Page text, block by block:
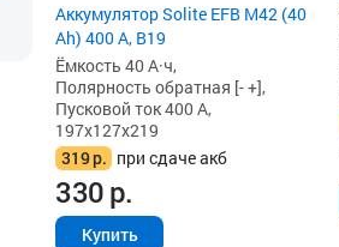
Аккумулятор Solite EFB M42 (40
Ah) 400 А, B19
Ёмкость 40 А·ч,
Полярность обратная [- +],
Пусковой ток 400 А,
197x127x219
319р. при сдаче акб
330р.
Купить